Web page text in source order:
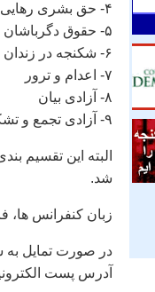
۴- حق بشری رهايی از فقر
۵- حقوق دگرباشان جنسی
۶- شکنجه در زندان های ايران
۷- اعدام و ترور
۸- آزادی بيان
۹- آزادی تجمع و تشکل
البته اين تقسيم
شد.
زبان کنفرانس ها،
در صورت تمايل به
آدرس پست